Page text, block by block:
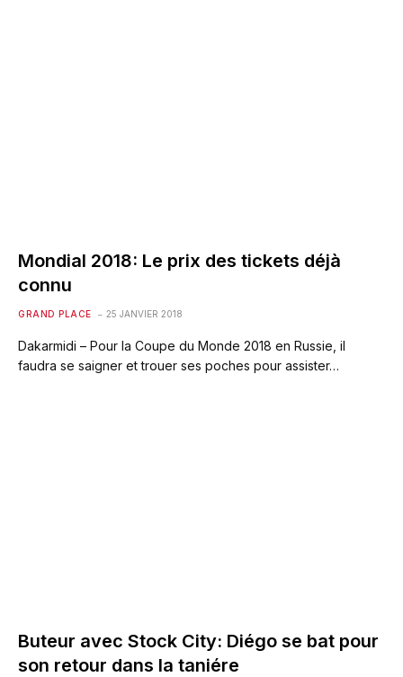
Mondial 2018: Le prix des tickets déjà
connu
GRAND PLACE 25 JANVIER 2018
Dakarmidi – Pour la Coupe du Monde 2018 en Russie, il
faudra se saigner et trouer ses poches pour assister…
Buteur avec Stock City: Diégo se bat pour
son retour dans la taniére